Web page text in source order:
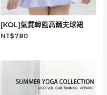
[KOL]氣質韓風高爾夫球裙
NT$780